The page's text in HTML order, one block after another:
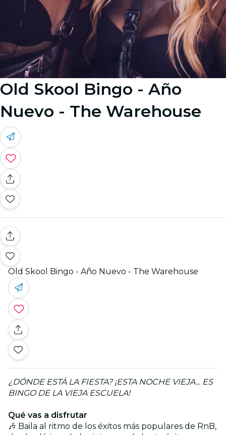
Image 1
Image 2
Old Skool Bingo - Año
Nuevo - The Warehouse
Old Skool Bingo - Año Nuevo - The Warehouse
¿DÓNDE ESTÁ LA FIESTA? ¡ESTA NOCHE VIEJA... ES
BINGO DE LA VIEJA ESCUELA!
Qué vas a disfrutar
🎶 Baila al ritmo de los éxitos más populares de RnB,